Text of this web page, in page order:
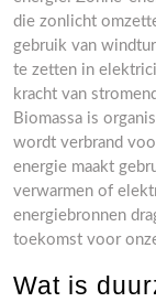
die zonlicht
gebruik van
te zetten in
kracht van
Biomassa is
wordt verbrand
energie maakt
verwarmen of
energiebronnen
toekomst voor
Wat is